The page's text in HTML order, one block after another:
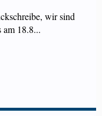
wir sind
am 18.8...